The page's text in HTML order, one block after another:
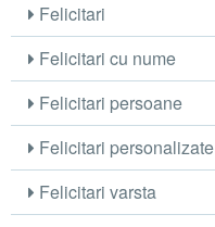
Felicitari
Felicitari cu nume
Felicitari persoane
Felicitari personalizate
Felicitari varsta